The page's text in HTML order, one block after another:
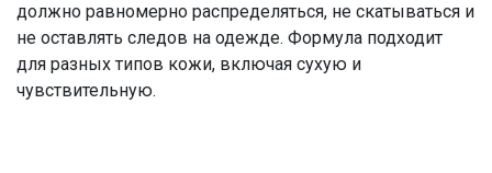
должно равномерно распределяться, не скатываться и
не оставлять следов на одежде. Формула подходит
для разных типов кожи, включая сухую и
чувствительную.